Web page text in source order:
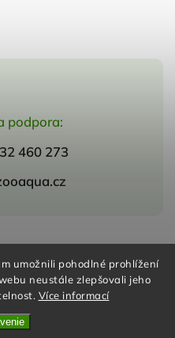
umožnili pohodlné prohlížení
neustále zlepšovali jeho
Více informací
podpora:
460 273
| DesignShoptak.cz